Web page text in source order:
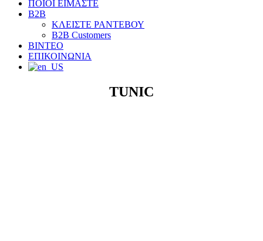
ΠΟΙΟΙ ΕΙΜΑΣΤΕ
B2B
ΚΛΕΙΣΤΕ ΡΑΝΤΕΒΟΥ
B2B Customers
ΒΙΝΤΕΟ
ΕΠΙΚΟΙΝΩΝΙΑ
TUNIC